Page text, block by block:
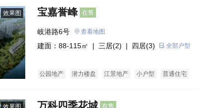
效果图 宝嘉誉峰 在售
岐港路6号 查看地图
建面：88-115㎡ | 三居(2) | 四居(3) 全部户型
公园地产 潜力楼盘 江景地产 小户型 普通住宅
效果图 万科四季花城 在售